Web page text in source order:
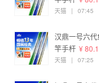
天猫 | 07:45
汉鼎一号六
竿手杆 ¥
天猫 | 07:25